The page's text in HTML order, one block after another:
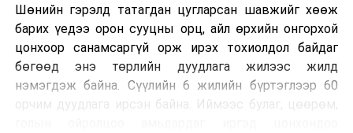
Шөнийн гэрэлд татагдан цугларсан шавжийг хөөж
барих үедээ орон сууцны орц, айл өрхийн онгорхой
цонхоор санамсаргүй орж ирэх тохиолдол байдаг
бөгөөд энэ төрлийн дуудлага жилээс жилд
нэмэгдэж байна. Сүүлийн 6 жилийн бүртэглээр 60
орчим дуудлага ирсэн байна. Иймээс булаг, цөөрөм,